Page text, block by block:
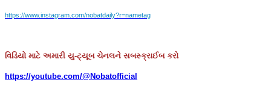
https://www.instagram.com/nobatdaily?r=nametag
વિડિયો માટે અમારી યુ-ટ્યૂબ ચેનલને સબસ્ક્રાઈબ કરો
https://youtube.com/@Nobatofficial